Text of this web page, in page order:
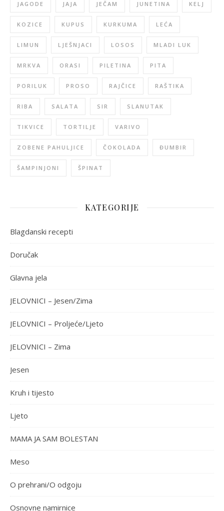
JAGODE JAJA JEČAM JUNETINA KELJ
KOZICE KUPUS KURKUMA LEĆA
LIMUN LJEŠNJACI LOSOS MLADI LUK
MRKVA ORASI PILETINA PITA
PORILUK PROSO RAJČICE RAŠTIKA
RIBA SALATA SIR SLANUTAK
TIKVICE TORTILJE VARIVO
ZOBENE PAHULJICE ČOKOLADA ĐUMBIR
ŠAMPINJONI ŠPINAT
KATEGORIJE
Blagdanski recepti
Doručak
Glavna jela
JELOVNICI – Jesen/Zima
JELOVNICI – Proljeće/Ljeto
JELOVNICI – Zima
Jesen
Kruh i tijesto
Ljeto
MAMA JA SAM BOLESTAN
Meso
O prehrani/O odgoju
Osnovne namirnice